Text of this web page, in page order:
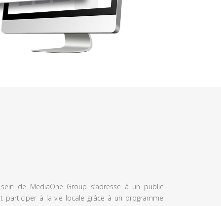
de MediaOne Group s’adresse à un public
participer à la vie locale grâce à un programme